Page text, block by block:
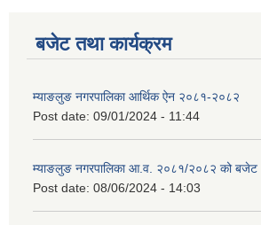
बजेट तथा कार्यक्रम
म्याङलुङ नगरपालिका आर्थिक ऐन २०८१-२०८२
Post date: 09/01/2024 - 11:44
म्याङलुङ नगरपालिका आ.व. २०८१/२०८२ को बजेट
Post date: 08/06/2024 - 14:03